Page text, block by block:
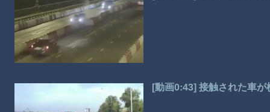
[動画0:43] 接触された車